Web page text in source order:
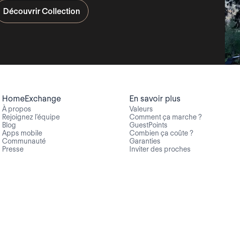
Découvrir Collection
HomeExchange
À propos
Rejoignez l’équipe
Blog
Apps mobile
Communauté
Presse
En savoir plus
Valeurs
Comment ça marche ?
GuestPoints
Combien ça coûte ?
Garanties
Inviter des proches